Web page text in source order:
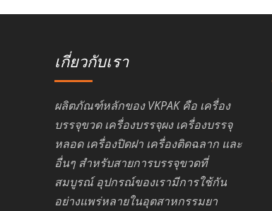
เกี่ยวกับเรา
ผลิตภัณฑ์หลักของ VKPAK คือ เครื่อง
บรรจุขวด เครื่องบรรจุผง เครื่องบรรจุ
หลอด เครื่องปิดฝา เครื่องติดฉลาก และ
อื่นๆ สำหรับสายการบรรจุขวดที่
สมบูรณ์ อุปกรณ์ของเรามีการใช้กัน
อย่างแพร่หลายในอุตสาหกรรมยา